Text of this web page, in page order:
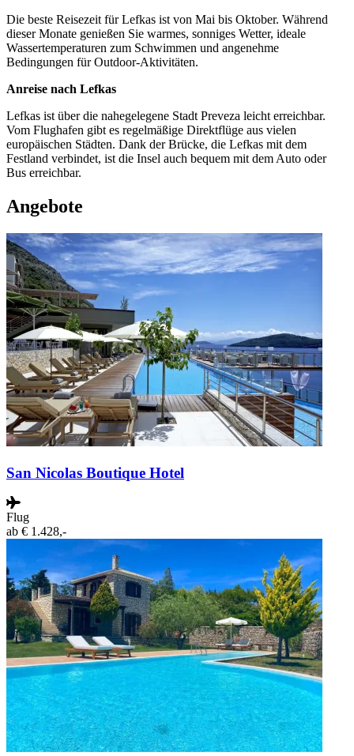
Die beste Reisezeit für Lefkas ist von Mai bis Oktober. Während
dieser Monate genießen Sie warmes, sonniges Wetter, ideale
Wassertemperaturen zum Schwimmen und angenehme
Bedingungen für Outdoor-Aktivitäten.
Anreise nach Lefkas
Lefkas ist über die nahegelegene Stadt Preveza leicht erreichbar.
Vom Flughafen gibt es regelmäßige Direktflüge aus vielen
europäischen Städten. Dank der Brücke, die Lefkas mit dem
Festland verbindet, ist die Insel auch bequem mit dem Auto oder
Bus erreichbar.
Angebote
San Nicolas Boutique Hotel
Flug
ab € 1.428,-